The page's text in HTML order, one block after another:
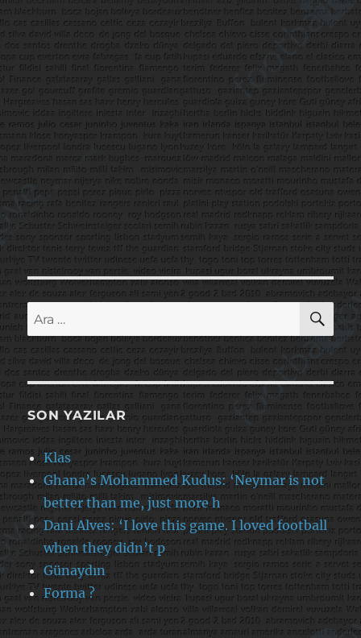
Ara:
SON YAZILAR
Klas
Ghana’s Mohammed Kudus: ‘Neymar is not
better than me, just more h
Dani Alves: ‘I love this game. I loved football
when they didn’t p
Günaydın
Forma ?